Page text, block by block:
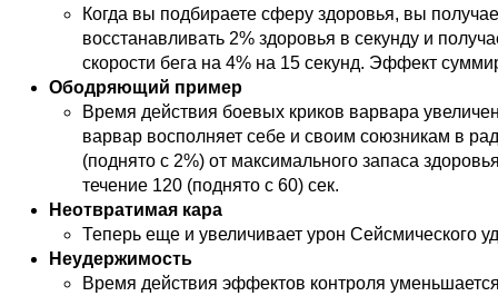
Когда вы подбираете сферу здоровья, вы
восстанавливать 2% здоровья в секунду и
скорости бега на 4% на 15 секунд. Эффект
Ободряющий пример
Время действия боевых криков варвара
варвар восполняет себе и своим союзникам в
(поднято с 2%) от максимального запаса
течение 120 (поднято с 60) сек.
Неотвратимая кара
Теперь еще и увеличивает урон Сейсмического
Неудержимость
Время действия эффектов контроля